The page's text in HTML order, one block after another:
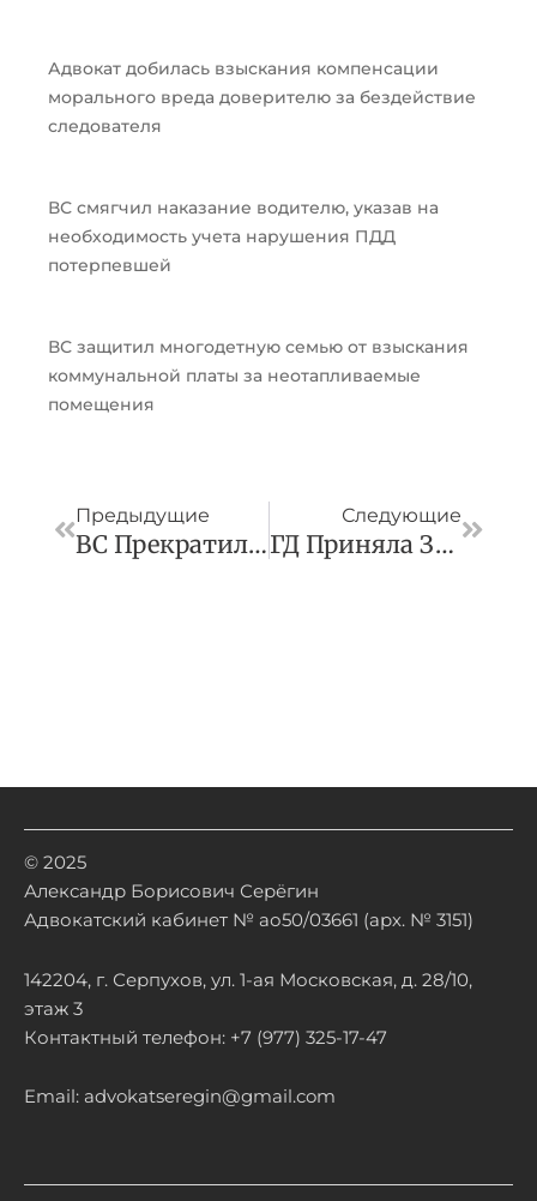
Адвокат добилась взыскания компенсации
морального вреда доверителю за бездействие
следователя
ВС смягчил наказание водителю, указав на
необходимость учета нарушения ПДД
потерпевшей
ВС защитил многодетную семью от взыскания
коммунальной платы за неотапливаемые
помещения
Предыдущие
ВС Прекратил Уголовное Дело В Связи С Отменой Преюдиционного Решения
Следующие
ГД Приняла Закон О Цифровых Финансовых Активов В Международных Расчетах
© 2025
Александр Борисович Серёгин
Адвокатский кабинет № ао50/03661 (арх. № 3151)
142204, г. Серпухов, ул. 1-ая Московская, д. 28/10,
этаж 3
Контактный телефон: +7 (977) 325-17-47
Email: advokatseregin@gmail.com